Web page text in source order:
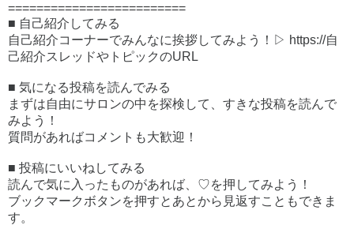
=========================
■ 自己紹介してみる
自己紹介コーナーでみんなに挨拶してみよう！▷ https://自
己紹介スレッドやトピックのURL
■ 気になる投稿を読んでみる
まずは自由にサロンの中を探検して、すきな投稿を読んで
みよう！
質問があればコメントも大歓迎！
■ 投稿にいいねしてみる
読んで気に入ったものがあれば、♡を押してみよう！
ブックマークボタンを押すとあとから見返すこともできま
す。